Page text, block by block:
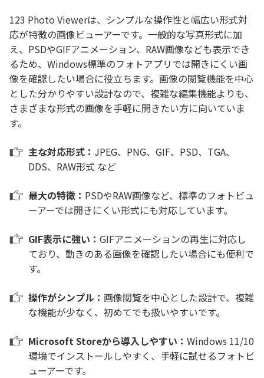
123 Photo Viewerは、シンプルな操作性と幅広い形式対
応が特徴の画像ビューアーです。一般的な写真形式に加
え、PSDやGIFアニメーション、RAW画像なども表示でき
るため、Windows標準のフォトアプリでは開きにくい画
像を確認したい場合に役立ちます。画像の閲覧機能を中心
とした分かりやすい設計なので、複雑な編集機能よりも、
さまざまな形式の画像を手軽に開きたい方に向いていま
す。
主な対応形式： JPEG、PNG、GIF、PSD、TGA、
DDS、RAW形式 など
最大の特徴： PSDやRAW画像など、標準のフォトビュ
ーアーでは開きにくい形式にも対応しています。
GIF表示に強い： GIFアニメーションの再生に対応し
ており、動きのある画像を確認したい場合にも便利で
す。
操作がシンプル： 画像閲覧を中心とした設計で、複雑
な機能が少なく、初めてでも扱いやすいです。
Microsoft Storeから導入しやすい： Windows 11/10
環境でインストールしやすく、手軽に試せるフォトビ
ューアーです。